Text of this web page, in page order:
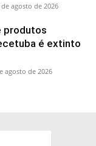
de agosto de 2026
produtos
é extinto
agosto de 2026